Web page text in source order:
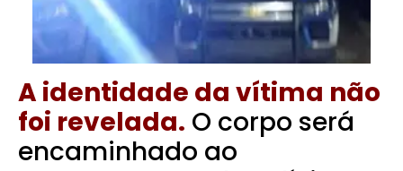
A identidade da vítima não
foi revelada. O corpo será
encaminhado ao